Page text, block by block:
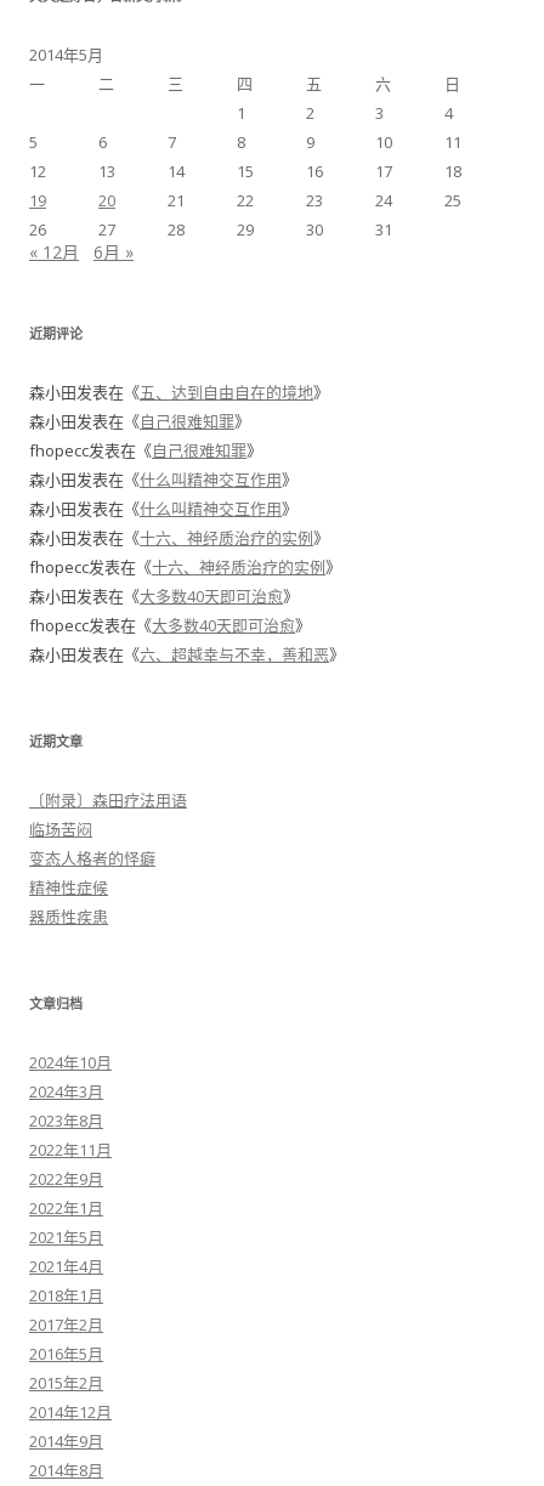
2014年5月
一
二 三 四 五 六
日
1
2 3
4
5
6 7 8 9 10
11
12
13 14 15 16 17
18
19
20 21 22 23 24
25
26
27 28 29 30 31
« 12月 6月 »
近期评论
森小田发表在《五、达到自由自在的境地》
森小田发表在《自己很难知罪》
fhopecc发表在《自己很难知罪》
森小田发表在《什么叫精神交互作用》
森小田发表在《什么叫精神交互作用》
森小田发表在《十六、神经质治疗的实例》
fhopecc发表在《十六、神经质治疗的实例》
森小田发表在《大多数40天即可治愈》
fhopecc发表在《大多数40天即可治愈》
森小田发表在《六、超越幸与不幸，善和恶》
近期文章
〔附录〕森田疗法用语
临场苦闷
变态人格者的怪癖
精神性症候
器质性疾患
文章归档
2024年10月
2024年3月
2023年8月
2022年11月
2022年9月
2022年1月
2021年5月
2021年4月
2018年1月
2017年2月
2016年5月
2015年2月
2014年12月
2014年9月
2014年8月